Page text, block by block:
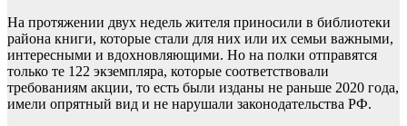
На протяжении двух недель жителя приносили в библиотеки
района книги, которые стали для них или их семьи важными,
интересными и вдохновляющими. Но на полки отправятся
только те 122 экземпляра, которые соответствовали
требованиям акции, то есть были изданы не раньше 2020 года,
имели опрятный вид и не нарушали законодательства РФ.